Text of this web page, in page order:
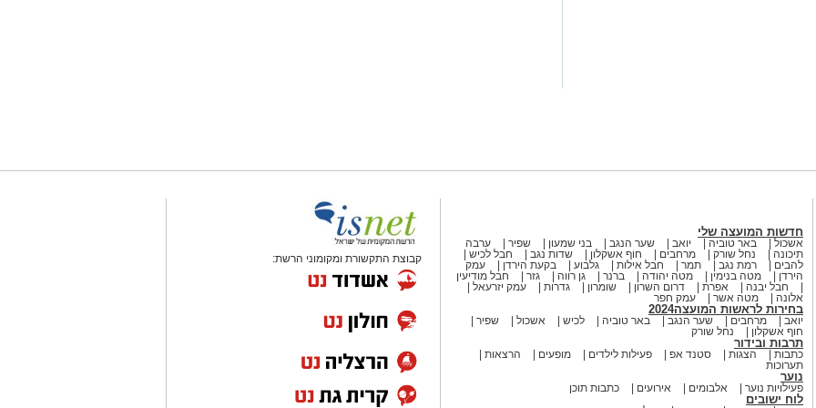
מוסיפים את קוביות הפלפלים ומקפיצים 3–4 דקות, עד שהן מתרככות אך
הפלפל, הפפריקה והכורכום.
(אם משתמשים) ומערבבים.
הפלפלים.
חדשות המועצה שלי
אשכול באר טוביה יואב שער הנגב בני שמעון שפיר
ערבה
תיכונה
נחל שורק מרחבים חוף אשקלון שדות נגב
חבל לכיש
להבים
רמת נגב תמר חבל אילות גלבוע בקעת הירדן
עמק
הירדן
מטה בנימין מטה יהודה ברנר גן רווה גזר
חבל מודיעין
חבל יבנה
אפרת דרום השרון שומרון גדרות
עמק יזרעאל
אלונה
מטה אשר עמק חפר
בחירות לראשות המועצה2024
יואב מרחבים שער הנגב באר טוביה לכיש אשכול
שפיר
חוף אשקלון
נחל שורק
תרבות ובידור
כתבות הצגות סטנד אפ פעילות לילדים מופעים
הרצאות
תערוכות
נוער
פעילויות נוער אלבומים אירועים כתבות תוכן
לוח ישובים
קבוצת התקשורת ומקומוני הרשת: